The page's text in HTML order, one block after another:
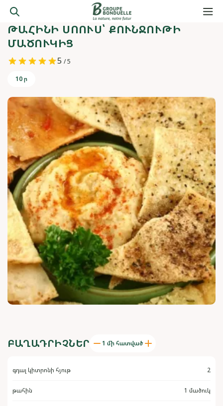
ԹԱՀԻՆԻ ՍՈՈՒՍ՝ ՔՈՒՆՋՈՒԹԻ
ՄԱԾՈՒԿԻՑ
5 / 5
10 ր
ԲԱՂԱԴՐԻՉՆԵՐ 1 մի հատված
գդալ կիտրոնի հյութ 2
թահին 1 մածուկ